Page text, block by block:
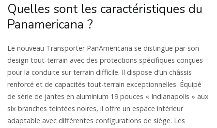
Quelles sont les caractéristiques du
Panamericana ?
Le nouveau Transporter PanAmericana se distingue par son
design tout-terrain avec des protections spécifiques conçues
pour la conduite sur terrain difficile. Il dispose d’un châssis
renforcé et de capacités tout-terrain exceptionnelles. Équipé
de série de jantes en aluminium 19 pouces « Indianapolis » aux
six branches teintées noires, il offre un espace intérieur
adaptable avec différentes configurations de siège. Les